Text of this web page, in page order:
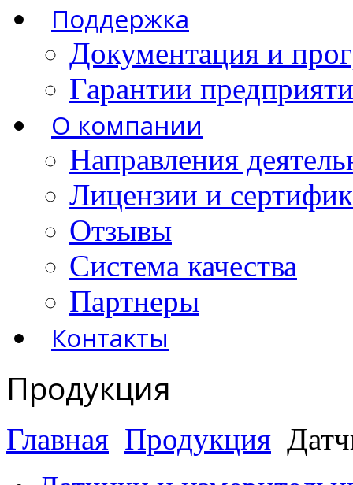
Поддержка
Документация и
Гарантии
О компании
Направления
Лицензии и
Отзывы
Система качества
Партнеры
Контакты
Продукция
Главная Продукция